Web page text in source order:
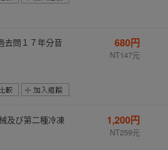
去問１７年分音
680円
NT147元
及び第二種冷凍
1,200円
NT259元